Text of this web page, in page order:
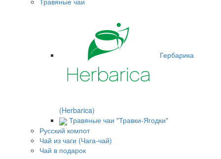
Гербарика
(Herbarica)
Травяные чаи "Травки-Ягодки"
Русский компот
Чай из чаги (Чага-чай)
Чай в подарок